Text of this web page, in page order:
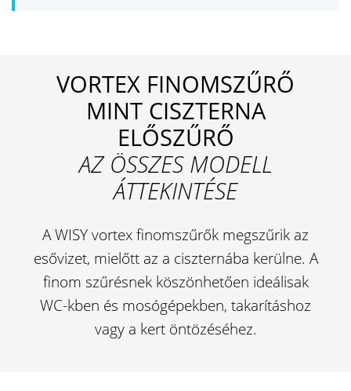
VORTEX FINOMSZŰRŐ
MINT CISZTERNA
ELŐSZŰRŐ
AZ ÖSSZES MODELL
ÁTTEKINTÉSE
A WISY vortex finomszűrők megszűrik az
esővizet, mielőtt az a ciszternába kerülne. A
finom szűrésnek köszönhetően ideálisak
WC-kben és mosógépekben, takarításhoz
vagy a kert öntözéséhez.